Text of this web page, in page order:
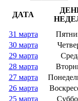
ДАТА
31 марта
30 марта
29 марта
28 марта
27 марта
26 марта
25 марта